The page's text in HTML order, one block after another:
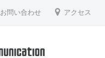
お問い合わせ アクセス